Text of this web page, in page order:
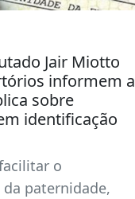
Jair Miotto
informem a
sobre
identificação
o
paternidade,